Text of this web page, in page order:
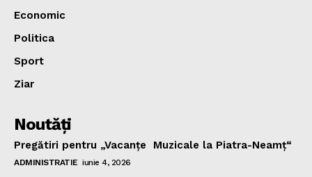
Economic
Politica
Sport
Ziar
Noutăţi
Pregătiri pentru „Vacanţe Muzicale la Piatra-Neamţ“
ADMINISTRATIE iunie 4, 2026